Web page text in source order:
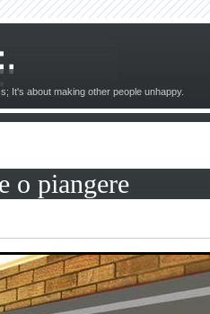
It's about making other people unhappy.
o piangere